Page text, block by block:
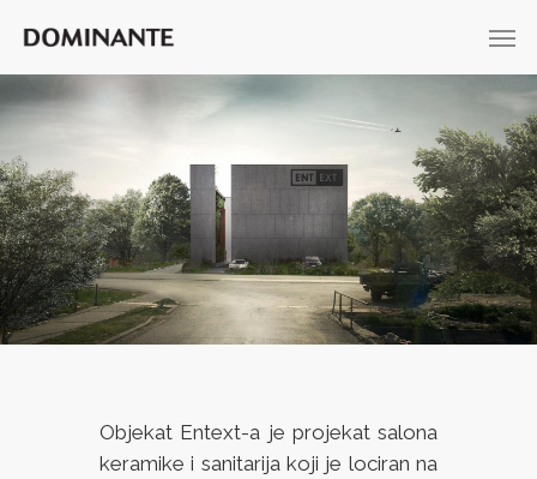
Objekat Entext-a je projekat salona
keramike i sanitarija koji je lociran na